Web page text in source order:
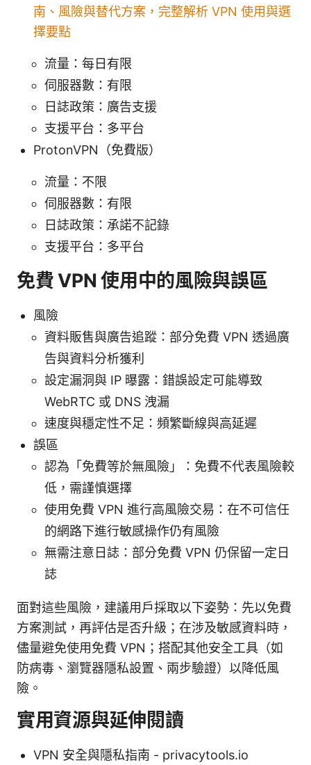
南、風險與替代方案，完整解析 VPN 使用與選
擇要點
流量：每日有限
伺服器數：有限
日誌政策：廣告支援
支援平台：多平台
ProtonVPN（免費版）
流量：不限
伺服器數：有限
日誌政策：承諾不記錄
支援平台：多平台
免費 VPN 使用中的風險與誤區
風險
資料販售與廣告追蹤：部分免費 VPN 透過廣
告與資料分析獲利
設定漏洞與 IP 曝露：錯誤設定可能導致
WebRTC 或 DNS 洩漏
速度與穩定性不足：頻繁斷線與高延遲
誤區
認為「免費等於無風險」：免費不代表風險較
低，需謹慎選擇
使用免費 VPN 進行高風險交易：在不可信任
的網路下進行敏感操作仍有風險
無需注意日誌：部分免費 VPN 仍保留一定日
誌
面對這些風險，建議用戶採取以下姿勢：先以免費
方案測試，再評估是否升級；在涉及敏感資料時，
儘量避免使用免費 VPN；搭配其他安全工具（如
防病毒、瀏覽器隱私設置、兩步驗證）以降低風
險。
實用資源與延伸閱讀
VPN 安全與隱私指南 - privacytools.io